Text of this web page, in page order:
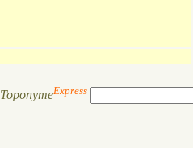
ToponymeExpress